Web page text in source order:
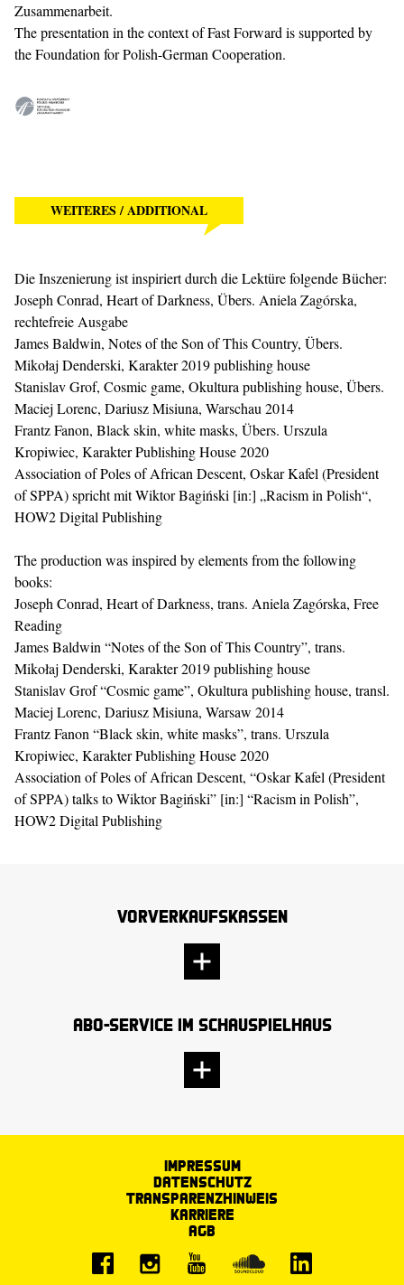
Zusammenarbeit.
The presentation in the context of Fast Forward is supported by
theFoundation for Polish-German Cooperation.
WEITERES / ADDITIONAL
Die Inszenierung ist inspiriert durch die Lektüre folgende Bücher:
Joseph Conrad, Heart of Darkness, Übers. Aniela Zagórska,
rechtefreie Ausgabe
James Baldwin, Notes of the Son of This Country, Übers.
Mikołaj Denderski, Karakter 2019 publishing house
Stanislav Grof, Cosmic game, Okultura publishing house, Übers.
Maciej Lorenc, Dariusz Misiuna, Warschau 2014
Frantz Fanon, Black skin, white masks, Übers. Urszula
Kropiwiec, Karakter Publishing House 2020
Association of Poles of African Descent, Oskar Kafel (President
of SPPA) spricht mit Wiktor Bagiński [in:] „Racism in Polish“,
HOW2 Digital Publishing
The production was inspired by elements from the following
books:
Joseph Conrad, Heart of Darkness, trans. Aniela Zagórska, Free
Reading
James Baldwin “Notes of the Son of This Country”, trans.
Mikołaj Denderski, Karakter 2019 publishing house
Stanislav Grof “Cosmic game”, Okultura publishing house, transl.
Maciej Lorenc, Dariusz Misiuna, Warsaw 2014
Frantz Fanon “Black skin, white masks”, trans. Urszula
Kropiwiec, Karakter Publishing House 2020
Association of Poles of African Descent, “Oskar Kafel (President
of SPPA) talks to Wiktor Bagiński” [in:] “Racism in Polish”,
HOW2 Digital Publishing
Vorverkaufskassen
Abo-Service im Schauspielhaus
Impressum
Datenschutz
Transparenzhinweis
Karriere
AGB